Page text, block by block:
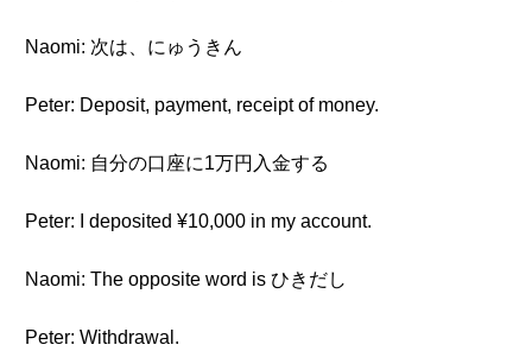
Naomi: 次は、にゅうきん
Peter: Deposit, payment, receipt of money.
Naomi: 自分の口座に1万円入金する
Peter: I deposited ¥10,000 in my account.
Naomi: The opposite word is ひきだし
Peter: Withdrawal.